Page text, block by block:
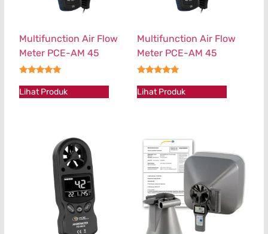
Multifunction Air Flow
Meter PCE-AM 45
Lihat Produk
Multifunction Air Flow
Meter PCE-AM 45
Lihat Produk